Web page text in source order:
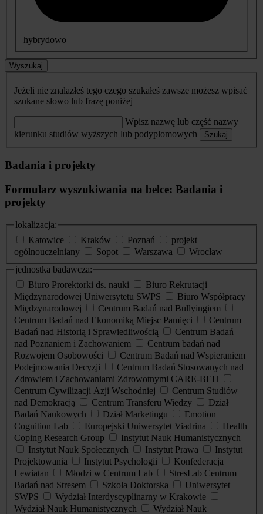
hybrydowo
Wyszukaj
Jeżeli nie znalazłeś tego czego szukałeś zawsze możesz wpisać
szukane słowo lub frazę poniżej
Wpisz nazwę lub część nazwy
kierunku studiów wyższych lub podyplomowych
Szukaj
Badania i projekty
Formularz wyszukiwania na belce: Badania i
projekty
lokalizacja:
Katowice
Kraków Poznań
projekt
ogólnouczelniany
Sopot Warszawa
Wrocław
jednostka badawcza:
Biuro Prorektorki ds. nauki
Biuro Rekrutacji
Międzynarodowej Uniwersytetu SWPS
Biuro Współpracy
Międzynarodowej
Centrum Badań nad Bullyingiem
Centrum Badań nad Ekonomiką Miejsc Pamięci
Centrum
Badań nad Historią i Sprawiedliwością
Centrum Badań
nad Poznaniem i Zachowaniem
Centrum badań nad
Rozwojem Osobowości
Centrum Badań nad Wspieraniem
Podejmowania Decyzji
Centrum Badań Stosowanych nad
Zdrowiem i Zachowaniami Zdrowotnymi CARE-BEH
Centrum Cywilizacji Azji Wschodniej
Centrum Studiów
nad Demokracją
Centrum Transferu Wiedzy
Dział
Badań Naukowych
Dział Marketingu
Emotion
Cognition Lab
Europejski Uniwersytet Viadrina
Health
Coping Research Group
Instytut Nauk Humanistycznych
Instytut Nauk Społecznych
Instytut Prawa
Instytut
Projektowania
Instytut Psychologii
Konfederacja
Lewiatan
Młodzi w Centrum Lab
StresLab Centrum
Badań nad Stresem
Szkoła Doktorska
Uniwersytet
SWPS
Wydział Interdyscyplinarny w Krakowie
Wydział Nauk Humanistycznych
Wydział Nauk